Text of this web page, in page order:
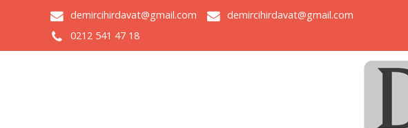
demircihirdavat@gmail.com
demircihirdavat@gmail.com
0212 541 47 18